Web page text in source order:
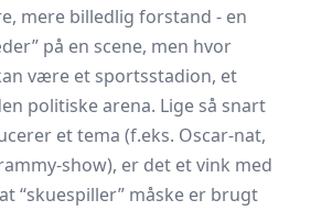
mere billedlig forstand - en
på en scene, men hvor
være et sportsstadion, et
politiske arena. Lige så snart
et tema (f.eks. Oscar-nat,
show), er det et vink med
“skuespiller” måske er brugt